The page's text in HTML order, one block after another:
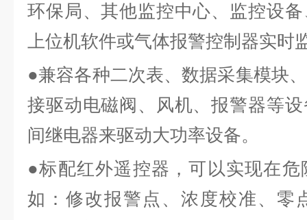
环保局、其他监控中心、监控设
上位机软件或气体报警控制器实时
●兼容各种二次表、数据采集模块
接驱动电磁阀、风机、报警器等
间继电器来驱动大功率设备。
●标配红外遥控器，可以实现在
如：修改报警点、浓度校准、零